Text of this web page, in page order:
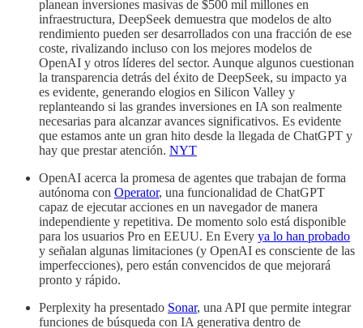
planean inversiones masivas de $500 mil millones en
infraestructura, DeepSeek demuestra que modelos de alto
rendimiento pueden ser desarrollados con una fracción de ese
coste, rivalizando incluso con los mejores modelos de
OpenAI y otros líderes del sector. Aunque algunos cuestionan
la transparencia detrás del éxito de DeepSeek, su impacto ya
es evidente, generando elogios en Silicon Valley y
replanteando si las grandes inversiones en IA son realmente
necesarias para alcanzar avances significativos. Es evidente
que estamos ante un gran hito desde la llegada de ChatGPT y
hay que prestar atención. NYT
OpenAI acerca la promesa de agentes que trabajan de forma
autónoma con Operator, una funcionalidad de ChatGPT
capaz de ejecutar acciones en un navegador de manera
independiente y repetitiva. De momento solo está disponible
para los usuarios Pro en EEUU. En Every ya lo han probado
y señalan algunas limitaciones (y OpenAI es consciente de las
imperfecciones), pero están convencidos de que mejorará
pronto y rápido.
Perplexity ha presentado Sonar, una API que permite integrar
funciones de búsqueda con IA generativa dentro de